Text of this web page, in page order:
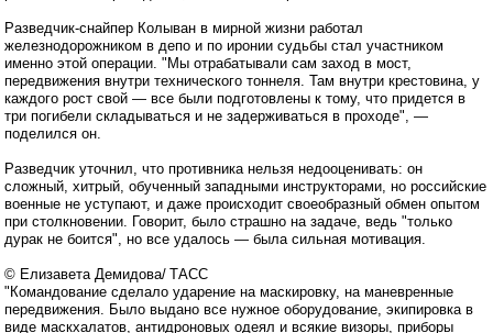
Разведчик-снайпер Колыван в мирной жизни работал
железнодорожником в депо и по иронии судьбы стал участником
именно этой операции. "Мы отрабатывали сам заход в мост,
передвижения внутри технического тоннеля. Там внутри крестовина, у
каждого рост свой — все были подготовлены к тому, что придется в
три погибели складываться и не задерживаться в проходе", —
поделился он.
Разведчик уточнил, что противника нельзя недооценивать: он
сложный, хитрый, обученный западными инструкторами, но российские
военные не уступают, и даже происходит своеобразный обмен опытом
при столкновении. Говорит, было страшно на задаче, ведь "только
дурак не боится", но все удалось — была сильная мотивация.
© Елизавета Демидова/ ТАСС
"Командование сделало ударение на маскировку, на маневренные
передвижения. Было выдано все нужное оборудование, экипировка в
виде маскхалатов, антидроновых одеял и всякие визоры, приборы